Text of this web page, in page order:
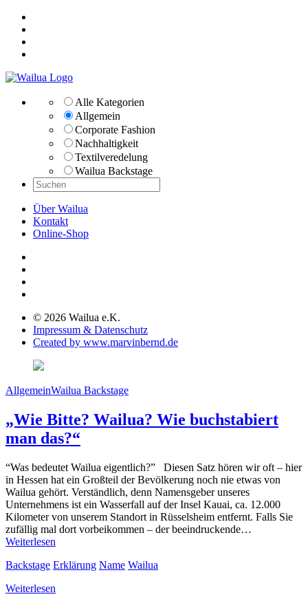
Alle Kategorien
Allgemein
Corporate Fashion
Nachhaltigkeit
Textilveredelung
Wailua Backstage
Über Wailua
Kontakt
Online-Shop
© 2026 Wailua e.K.
Impressum & Datenschutz
Created by www.marvinbernd.de
AllgemeinWailua Backstage
„Wie Bitte? Wailua? Wie buchstabiert
man das?“
“Was bedeutet Wailua eigentlich?” Diesen Satz hören wir oft – hier
in Hessen hat ein Großteil der Bevölkerung noch nie etwas von
Wailua gehört. Verständlich, denn Namensgeber unseres
Unternehmens ist ein Wasserfall auf der Insel Kauai, ca. 12.000
Kilometer von unserem Standort in Rüsselsheim entfernt. Falls Sie
zufällig mal dort vorbeikommen – der beeindruckende…
Weiterlesen
Backstage Erklärung Name Wailua
Weiterlesen